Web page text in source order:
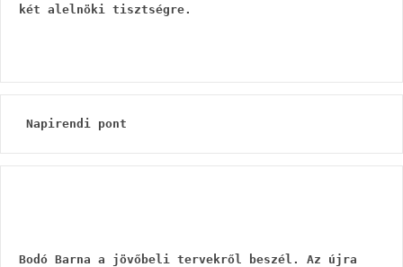
két alelnöki tisztségre.
Napirendi pont
Bodó Barna a jövőbeli tervekről beszél. Az újra